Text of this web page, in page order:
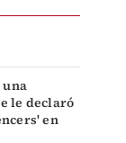
una
le declaró
en